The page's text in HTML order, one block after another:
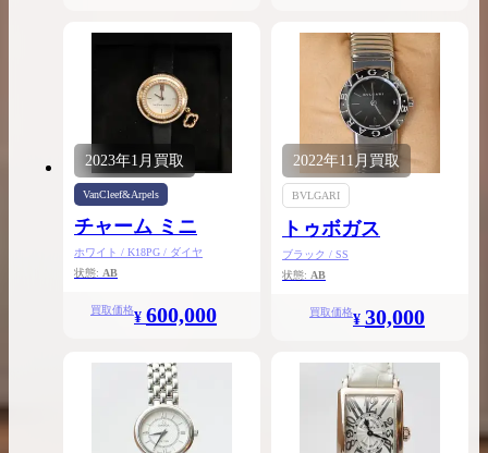
2023年1月 買取
VanCleef&Arpels
チャーム ミニ
ホワイト / K18PG / ダイヤ
状態: AB
買取価格¥ 600,000
2022年11月 買取
BVLGARI
トゥボガス
ブラック / SS
状態: AB
買取価格¥ 30,000